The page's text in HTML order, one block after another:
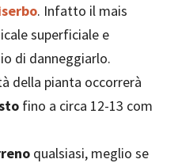
. Infatto il mais
superficiale e
di danneggiarlo.
della pianta occorrerà
fino a circa 12-13 com
qualsiasi, meglio se